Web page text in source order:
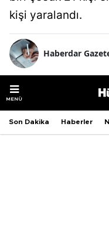
kişi yaralandı.
Haberdar